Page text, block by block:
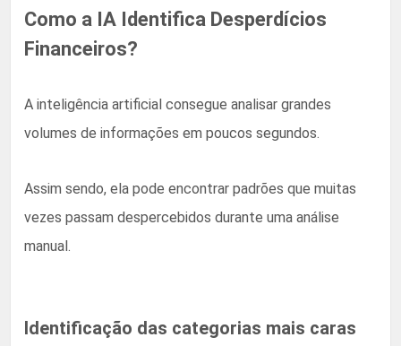
Como a IA Identifica Desperdícios
Financeiros?
A inteligência artificial consegue analisar grandes
volumes de informações em poucos segundos.
Assim sendo, ela pode encontrar padrões que muitas
vezes passam despercebidos durante uma análise
manual.
Identificação das categorias mais caras